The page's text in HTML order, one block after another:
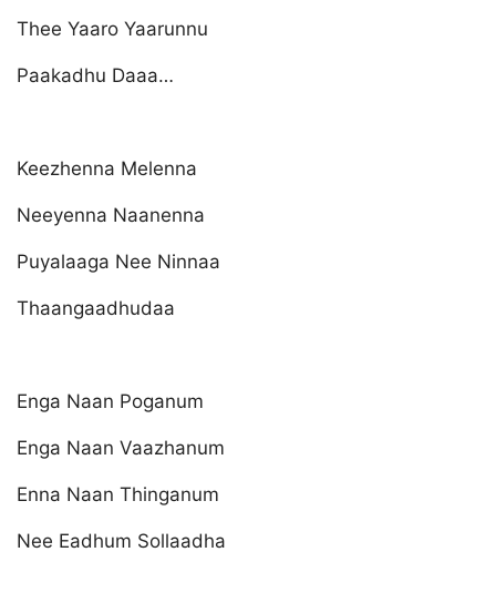
Thee Yaaro Yaarunnu
Paakadhu Daaa…
Keezhenna Melenna
Neeyenna Naanenna
Puyalaaga Nee Ninnaa
Thaangaadhudaa
Enga Naan Poganum
Enga Naan Vaazhanum
Enna Naan Thinganum
Nee Eadhum Sollaadha